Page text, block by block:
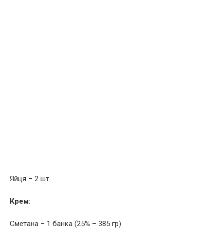
Яйця – 2 шт
Крем:
Сметана – 1 банка (25% – 385 гр)